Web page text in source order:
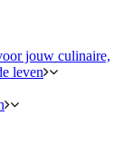
jouw culinaire,
leven